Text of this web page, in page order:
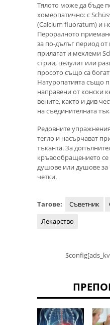
Тялото може да бъде
хомеопатично: с
(Calcium fluoratum) и
Пероралното
за по-дълъг период
прилагат и мехлеми
стрии, целулит или
просото също са
Натуропатията също
направени от конски
вените, както и див
на съединителната
Редовните
тегло и насърчават
тъканта. За
кръвообращението се
душове или душове за
четки.
Тагове: Съветник
Лекарство